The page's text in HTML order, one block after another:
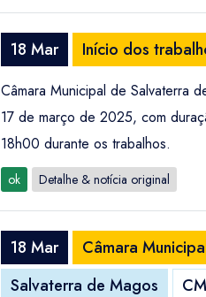
18 Mar Início dos
Câmara Municipal de Salvaterra
17 de março de 2025, com
18h00 durante os trabalhos.
ok Detalhe & notícia original
18 Mar
Câmara
Salvaterra de Magos